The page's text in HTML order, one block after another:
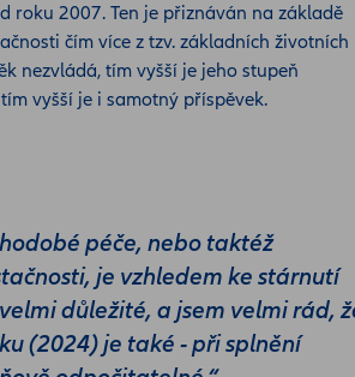
roku 2007. Ten je přiznáván na základě
čím více z tzv. základních životních
nezvládá, tím vyšší je jeho stupeň
vyšší je i samotný příspěvek.
péče, nebo taktéž
je vzhledem ke stárnutí
důležité, a jsem velmi rád,
(2024) je také - při splnění